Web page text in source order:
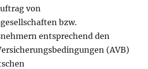
von
bzw.
entsprechend den
(AVB)